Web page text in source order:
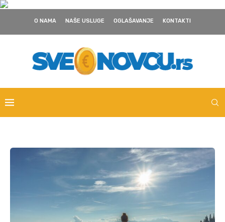
O NAMA NAŠE USLUGE OGLAŠAVANJE KONTAKTI